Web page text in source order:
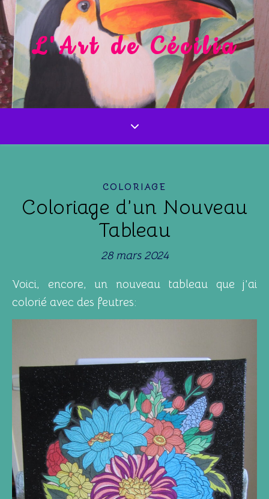
L'Art de Cécilia
COLORIAGE
Coloriage d’un Nouveau
Tableau
28 mars 2024
Voici, encore, un nouveau tableau que j’ai
colorié avec des feutres: